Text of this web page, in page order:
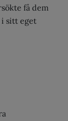
få dem
i sitt eget